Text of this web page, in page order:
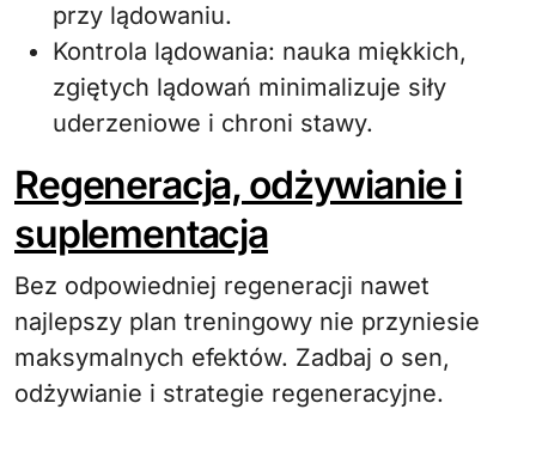
przy lądowaniu.
Kontrola lądowania: nauka miękkich,
zgiętych lądowań minimalizuje siły
uderzeniowe i chroni stawy.
Regeneracja, odżywianie i
suplementacja
Bez odpowiedniej regeneracji nawet
najlepszy plan treningowy nie przyniesie
maksymalnych efektów. Zadbaj o sen,
odżywianie i strategie regeneracyjne.